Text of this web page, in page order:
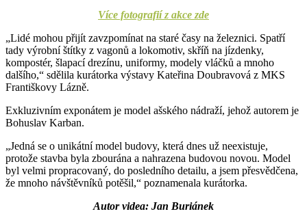
Více fotografií z akce zde
„Lidé mohou přijít zavzpomínat na staré časy na železnici. Spatří
tady výrobní štítky z vagonů a lokomotiv, skříň na jízdenky,
kompostér, šlapací drezínu, uniformy, modely vláčků a mnoho
dalšího,“ sdělila kurátorka výstavy Kateřina Doubravová z MKS
Františkovy Lázně.
Exkluzivním exponátem je model ašského nádraží, jehož autorem je
Bohuslav Karban.
„Jedná se o unikátní model budovy, která dnes už neexistuje,
protože stavba byla zbourána a nahrazena budovou novou. Model
byl velmi propracovaný, do posledního detailu, a jsem přesvědčena,
že mnoho návštěvníků potěšil,“ poznamenala kurátorka.
Autor videa: Jan Buriánek